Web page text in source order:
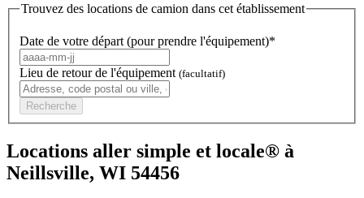
Trouvez des locations de camion dans cet établissement
Date de votre départ (pour prendre l'équipement)*
Lieu de retour de l'équipement (facultatif)
Recherche
Locations aller simple et locale® à
Neillsville, WI 54456